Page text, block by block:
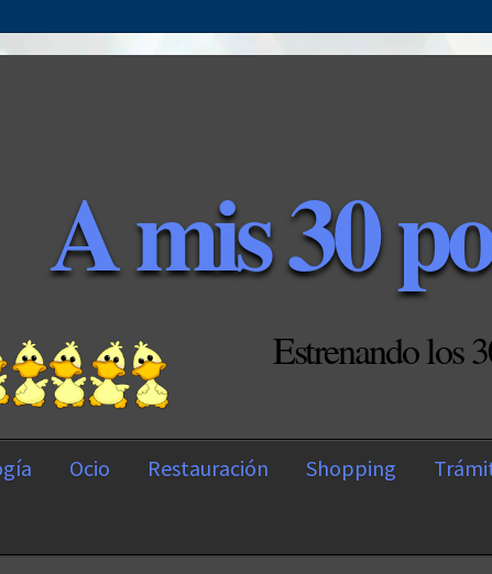
A mis 30
Estrenando los
Ocio Restauración Shopping